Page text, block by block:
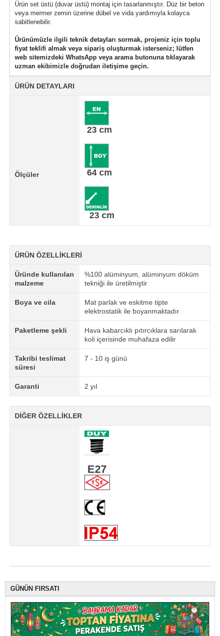
Ürün set üstü (duvar üstü) montaj için tasarlanmıştır. Düz bir beton
veya mermer zemin üzerine dübel ve vida yardımıyla kolayca
sabitlenebilir.
Ürünümüzle ilgili teknik detayları sormak, projeniz için toplu
fiyat teklifi almak veya sipariş oluşturmak isterseniz; lütfen
web sitemizdeki WhatsApp veya arama butonuna tıklayarak
uzman ekibimizle doğrudan iletişime geçin.
ÜRÜN DETAYLARI
Ölçüler
23 cm
64 cm
23 cm
ÜRÜN ÖZELLİKLERİ
Üründe kullanılan
malzeme
%100 alüminyum, alüminyum döküm
tekniği ile üretilmiştir
Boya ve cila
Mat parlak ve eskitme tipte
elektrostatik ile boyanmaktadır
Paketleme şekli
Hava kabarcıklı pıtırcıklara sarılarak
koli içerisinde muhafaza edilir
Takribi teslimat
süresi
7 - 10 iş günü
Garanti 2 yıl
DİĞER ÖZELLİKLER
E27
GÜNÜN FIRSATI